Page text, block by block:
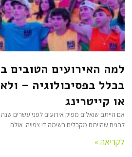
למה האירועים הטובים
בכלל בפסיכולוגיה –
או קייטרינג
אם הייתם שואלים מפיק אירועים לפני עשרים
להניח שהייתם מקבלים רשימה די צפויה: אולם
לקריאה »